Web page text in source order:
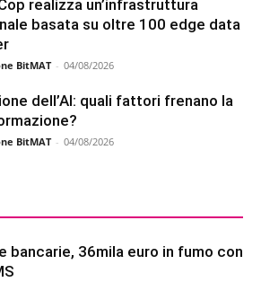
realizza un’infrastruttura
basata su oltre 100 edge data
BitMAT - 04/08/2026
dell’AI: quali fattori frenano la
BitMAT - 04/08/2026
bancarie, 36mila euro in fumo con